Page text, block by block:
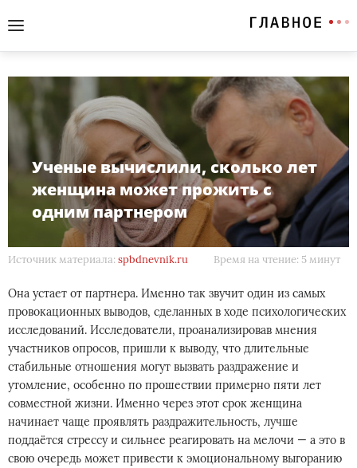
Ученые вычислили, сколько лет
женщина может прожить с
одним партнером
Источник материала: spbdnevnik.ru Время на чтение: 5 минут
Она устает от партнера. Именно так звучит один из самых
провокационных выводов, сделанных в ходе психологических
исследований. Исследователи, проанализировав мнения
участников опросов, пришли к выводу, что длительные
стабильные отношения могут вызвать раздражение и
утомление, особенно по прошествии примерно пяти лет
совместной жизни. Именно через этот срок женщина
начинает чаще проявлять раздражительность, лучше
поддаётся стрессу и сильнее реагировать на мелочи — а это в
свою очередь может привести к эмоциональному выгоранию